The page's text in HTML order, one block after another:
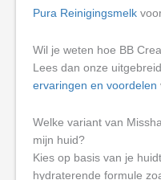
Pura Reinigingsmelk
Wil je weten hoe BB
Lees dan onze
ervaringen en voordelen
Welke variant van
mijn huid?
Kies op basis van je
hydraterende formule